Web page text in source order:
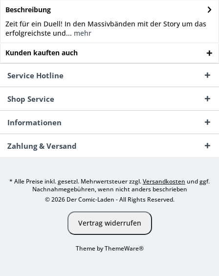
Beschreibung
Zeit für ein Duell! In den Massivbänden mit der Story um das
erfolgreichste und... mehr
Kunden kauften auch
Service Hotline
Shop Service
Informationen
Zahlung & Versand
* Alle Preise inkl. gesetzl. Mehrwertsteuer zzgl.Versandkosten und ggf.
Nachnahmegebühren, wenn nicht anders beschrieben
© 2026 Der Comic-Laden - All Rights Reserved.
Vertrag widerrufen
Theme byThemeWare®